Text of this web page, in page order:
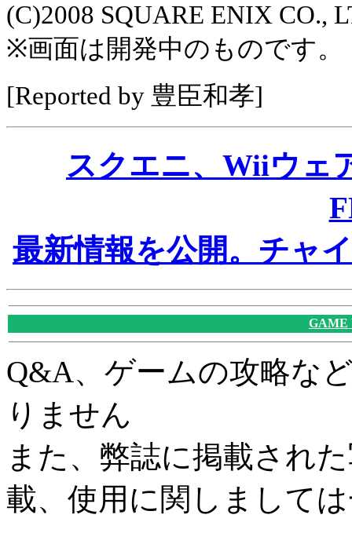
(C)2008 SQUARE ENIX CO.,
※画面は開発中のものです。
[Reported by 豊臣和孝]
スクエニ、Wiiウェ
最新情報を公開。チャ
GAME
Q&A、ゲームの攻略な
りません
また、弊誌に掲載され
載、使用に関しまして